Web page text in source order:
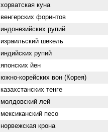
хорватская куна
венгерских форинтов
индонезийских рупий
израильский шекель
индийских рупий
японских йен
южно-корейских вон (Корея)
казахстанских тенге
молдовский лей
мексиканский песо
норвежская крона